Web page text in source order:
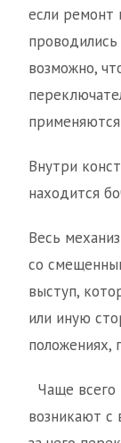
если ремонт
возможно,
Внутри
находится
Весь
со
выступ,
или иную
положениях,
Чаще всего
возникают с